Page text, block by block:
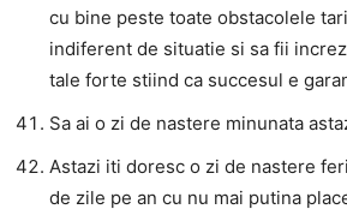
cu bine peste toate obstacolele
indiferent de situatie si sa fii
tale forte stiind ca succesul e
Sa ai o zi de nastere minunata
Astazi iti doresc o zi de nastere
de zile pe an cu nu mai putina